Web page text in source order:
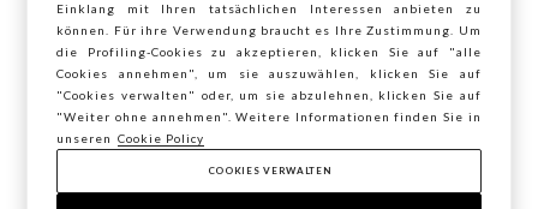
AGENTUR
KONTAKTE
Copyright © Ovs S.p.A. MwSt.-Nr. 04240010274 - Kap.
Sie surfen auf der Seite von STEFANEL
Deutschland, möchten Sie Ihren Standort
speichern?
BESTÄTIGEN
Einklang mit Ihren tatsächlichen Interessen anbieten zu
können. Für ihre Verwendung braucht es Ihre Zustimmung. Um
die Profiling-Cookies zu akzeptieren, klicken Sie auf "alle
Cookies annehmen", um sie auszuwählen, klicken Sie auf
"Cookies verwalten" oder, um sie abzulehnen, klicken Sie auf
"Weiter ohne annehmen". Weitere Informationen finden Sie in
unseren
Cookie Policy
COOKIES VERWALTEN